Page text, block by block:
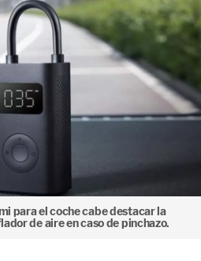
para el coche cabe destacar la
de aire en caso de pinchazo.